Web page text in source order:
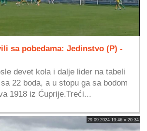
sa pobedama: Jedinstvo (P) -
devet kola i dalje lider na tabeli
22 boda, a u stopu ga sa bodom
1918 iz Ćuprije.Treći...
29.09.2024 19:46 » 20:34